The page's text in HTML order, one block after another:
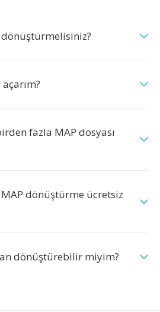
dönüştürmelisiniz?
açarım?
fazla MAP dosyası
dönüştürme ücretsiz
dönüştürebilir miyim?